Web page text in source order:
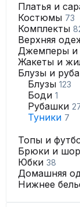
Платья и
Костюмы 73
Комплекты
Верхняя
Джемперы и
Жакеты и
Блузы и
Блузы 123
Боди 1
Рубашки
Туники 7
Топы и
Брюки и
Юбки 38
Домашняя
Нижнее